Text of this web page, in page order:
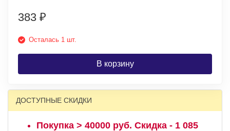
383 ₽
Осталась 1 шт.
В корзину
ДОСТУПНЫЕ СКИДКИ
Покупка > 40000 руб. Скидка - 1 085